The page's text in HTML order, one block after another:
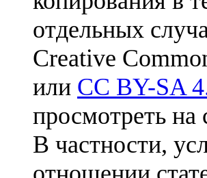
отдельных
Creative
или CC BY-SA
просмотреть на
В частности,